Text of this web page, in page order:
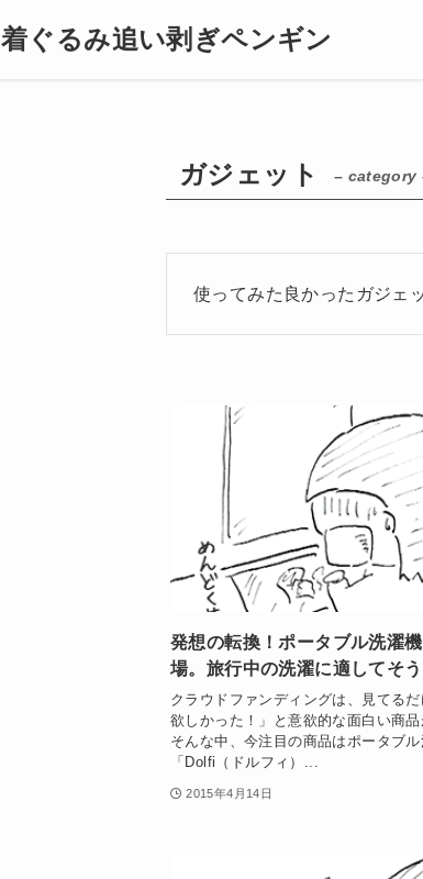
着ぐるみ追い剥ぎペンギン
ガジェット – category
使ってみた良かったガジェ
発想の転換！ポータブル洗濯
場。旅行中の洗濯に適してそう
クラウドファンディングは、見てる
欲しかった！」と意欲的な面白い商品
そんな中、今注目の商品はポータブ
「Dolfi（ドルフィ）...
2015年4月14日